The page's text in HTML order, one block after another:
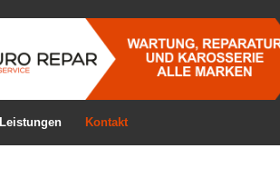
Leistungen Kontakt